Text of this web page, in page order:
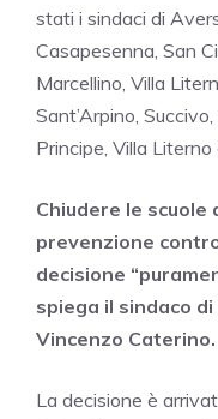
stati i sindaci di
Casapesenna, San
Marcellino, Villa
Sant’Arpino,
Principe, Villa Literno
Chiudere le scuole
prevenzione
decisione
spiega il sindaco di
Vincenzo Caterino.
La decisione è